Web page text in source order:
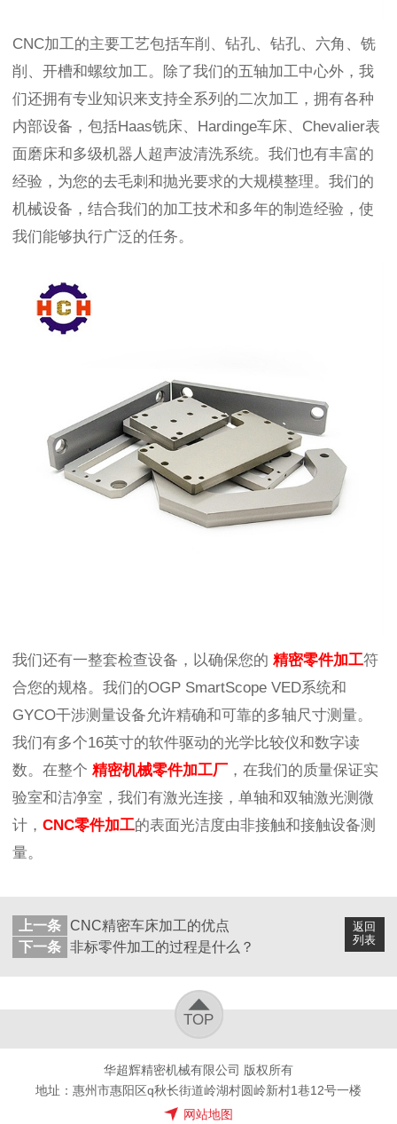
CNC加工的主要工艺包括车削、钻孔、钻孔、六角、铣
削、开槽和螺纹加工。除了我们的五轴加工中心外，我
们还拥有专业知识来支持全系列的二次加工，拥有各种
内部设备，包括Haas铣床、Hardinge车床、Chevalier表
面磨床和多级机器人超声波清洗系统。我们也有丰富的
经验，为您的去毛刺和抛光要求的大规模整理。我们的
机械设备，结合我们的加工技术和多年的制造经验，使
我们能够执行广泛的任务。
我们还有一整套检查设备，以确保您的 精密零件加工符
合您的规格。我们的OGP SmartScope VED系统和
GYCO干涉测量设备允许精确和可靠的多轴尺寸测量。
我们有多个16英寸的软件驱动的光学比较仪和数字读
数。在整个 精密机械零件加工厂 ，在我们的质量保证实
验室和洁净室，我们有激光连接，单轴和双轴激光测微
计 ， CNC零件加工的表面光洁度由非接触和接触设备测
量。
返回
列表
上一条 CNC精密车床加工的优点
下一条 非标零件加工的过程是什么？
TOP
华超辉精密机械有限公司 版权所有
地址：惠州市惠阳区q秋长街道岭湖村圆岭新村1巷12号一楼
网站地图